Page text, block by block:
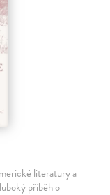
literatury a
příběh o